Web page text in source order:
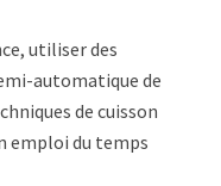
utiliser des
automatique de
de cuisson
emploi du temps